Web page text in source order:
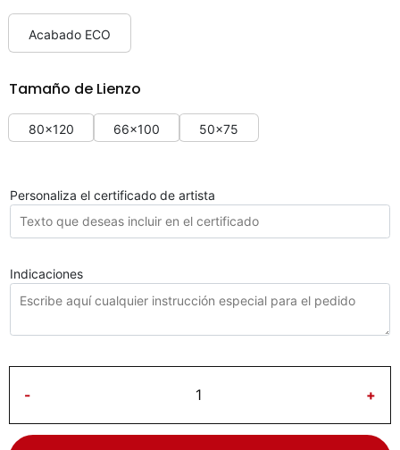
Acabado ECO
Tamaño de Lienzo
80x120 66x100 50x75
Personaliza el certificado de artista
Indicaciones
- +